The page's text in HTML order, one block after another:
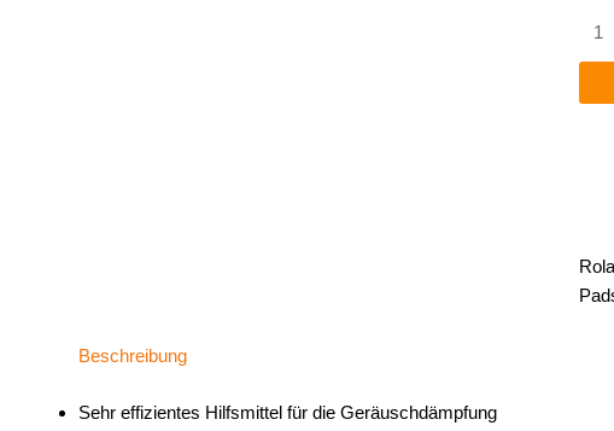
NE-
Beschreibung
Sehr effizientes Hilfsmittel für die Geräuschdämpfung